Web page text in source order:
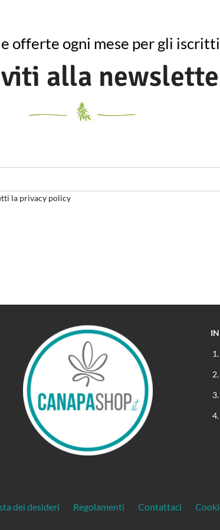
offerte ogni mese per gli iscritti
alla
la privacy policy
dei desideri Regolamenti Contattaci